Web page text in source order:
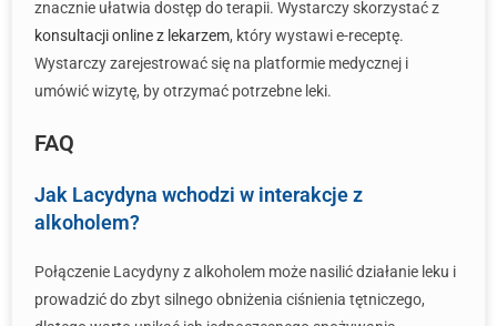
znacznie ułatwia dostęp do terapii. Wystarczy skorzystać z
konsultacji online z lekarzem, który wystawi e-receptę.
Wystarczy zarejestrować się na platformie medycznej i
umówić wizytę, by otrzymać potrzebne leki.
FAQ
Jak Lacydyna wchodzi w interakcje z
alkoholem?
Połączenie Lacydyny z alkoholem może nasilić działanie leku i
prowadzić do zbyt silnego obniżenia ciśnienia tętniczego,